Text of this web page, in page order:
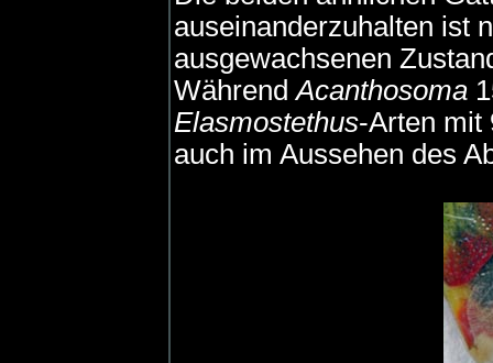
auseinanderzuhalten ist
ausgewachsenen
WährendAcanthosoma
Elasmostethus-Arten mit
auch im Aussehen des